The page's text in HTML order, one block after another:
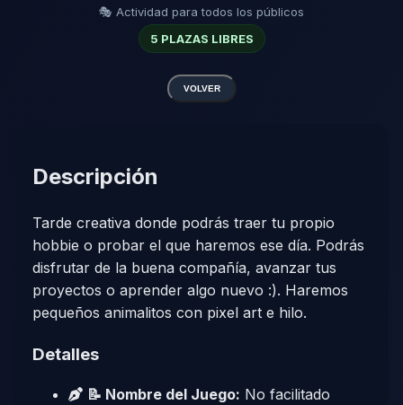
🎭 Actividad para todos los públicos
5 PLAZAS LIBRES
VOLVER
Descripción
Tarde creativa donde podrás traer tu propio
hobbie o probar el que haremos ese día. Podrás
disfrutar de la buena compañía, avanzar tus
proyectos o aprender algo nuevo :). Haremos
pequeños animalitos con pixel art e hilo.
Detalles
📝 Nombre del Juego: No facilitado